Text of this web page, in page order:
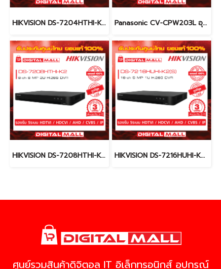
HIKVISION DS-7204HTHI-K2 เครื่องบันทึกภาพ (DVR) Panasonic CV-CPW203L อุปกรณ์กล้องวงจรปิด (CCTV)
HIKVISION DS-7208HTHI-K2 เครื่องบันทึกภาพ (DVR) HIKVISION DS-7216HUHI-K2(S) เครื่องบันทึกภาพ (DVR)
ศูนย์รวมสินค้าดิจิตอล IT อิเล็กทรอนิกส์ อุปกรณ์